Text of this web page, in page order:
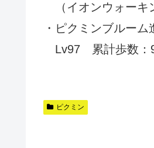
（イオンウォーキ
・ピクミンブルーム
Lv97 累計歩数：
ピクミン